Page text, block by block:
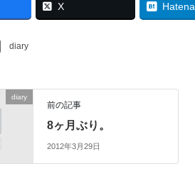
X Hatena
diary
diary
前の記事
8ヶ月ぶり。
2012年3月29日